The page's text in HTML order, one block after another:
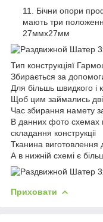
Бічни опори
мають три
27ммх27мм
Тип конструкціяї
Збирається за
Для більшь швидкого
Щоб цим займались
Час збирання намету
В данних фото схемах
складання конструкціі
Тканина виготовлення
А в нижній схемі є
Приховати